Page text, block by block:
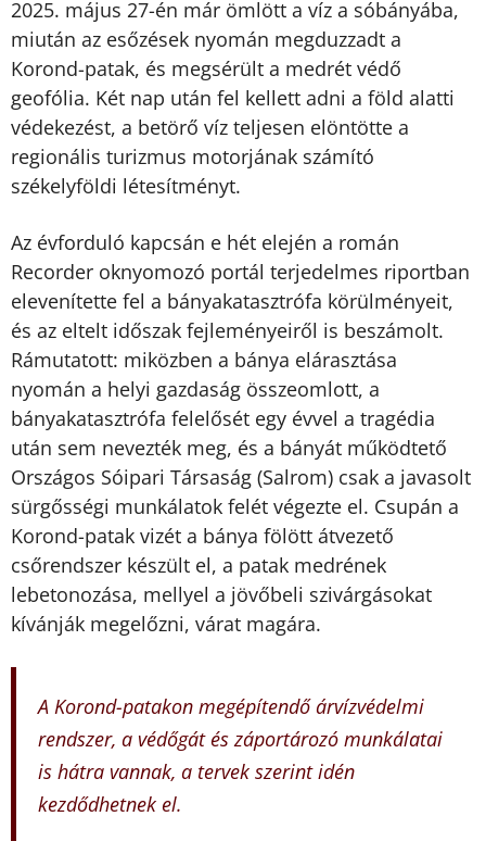
2025. május 27-én már ömlött a víz a sóbányába,
miután az esőzések nyomán megduzzadt a
Korond-patak, és megsérült a medrét védő
geofólia. Két nap után fel kellett adni a föld alatti
védekezést, a betörő víz teljesen elöntötte a
regionális turizmus motorjának számító
székelyföldi létesítményt.
Az évforduló kapcsán e hét elején a román
Recorder oknyomozó portál terjedelmes riportban
elevenítette fel a bányakatasztrófa körülményeit,
és az eltelt időszak fejleményeiről is beszámolt.
Rámutatott: miközben a bánya elárasztása
nyomán a helyi gazdaság összeomlott, a
bányakatasztrófa felelősét egy évvel a tragédia
után sem nevezték meg, és a bányát működtető
Országos Sóipari Társaság (Salrom) csak a javasolt
sürgősségi munkálatok felét végezte el. Csupán a
Korond-patak vizét a bánya fölött átvezető
csőrendszer készült el, a patak medrének
lebetonozása, mellyel a jövőbeli szivárgásokat
kívánják megelőzni, várat magára.
A Korond-patakon megépítendő árvízvédelmi
rendszer, a védőgát és záportározó munkálatai
is hátra vannak, a tervek szerint idén
kezdődhetnek el.